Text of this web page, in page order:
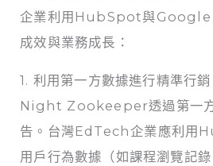
企業利用HubSpot與Google
成效與業務成長：
1. 利用第一方數據進行精準行銷
Night Zookeeper透過第一方
告。台灣EdTech企業應利用
用戶行為數據（如課程瀏覽記